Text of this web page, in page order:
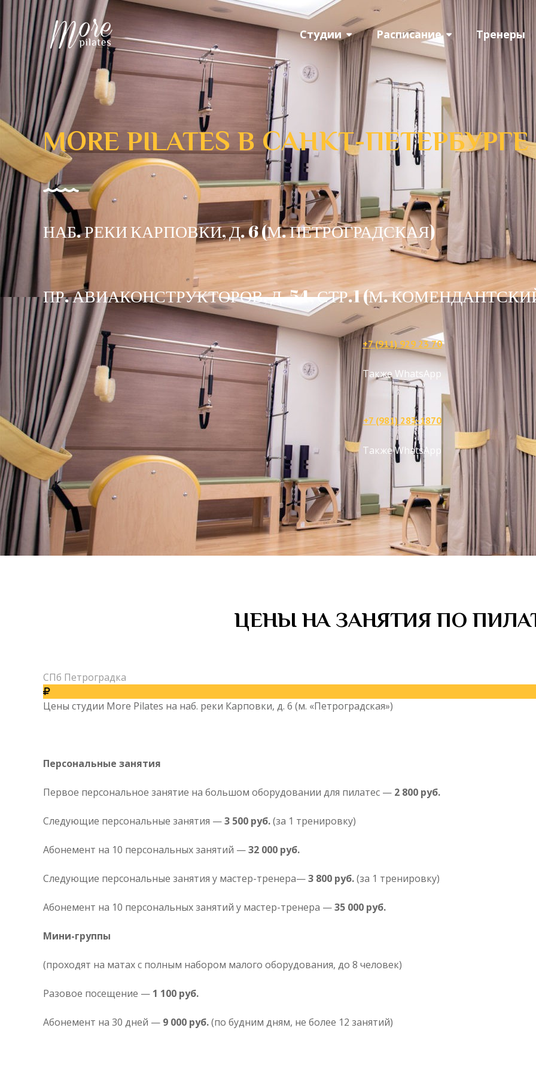
Студии Расписание Тренеры
MORE PILATES В САНКТ-ПЕТЕРБУРГЕ
НАБ. РЕКИ КАРПОВКИ, Д. 6 (М. ПЕТРОГРАДСКАЯ)
ПР. АВИАКОНСТРУКТОРОВ, Д. 54, СТР.1 (М.
+7 (911) 929 23 70
Также WhatsApp
+7 (981) 283-1870
Также WhatsApp
ЦЕНЫ НА ЗАНЯТИЯ ПО
СПб Петроградка
Цены студии More Pilates на наб. реки Карповки, д. 6 (м. «Петроградская»)
Персональные занятия
Первое персональное занятие на большом оборудовании для пилатес — 2 800 руб.
Следующие персональные занятия —3 500 руб.(за 1 тренировку)
Абонемент на 10 персональных занятий —32 000 руб.
Следующие персональные занятия у мастер-тренера—3 800 руб.(за 1 тренировку)
Абонемент на 10 персональных занятий у мастер-тренера —35 000 руб.
Мини-группы
(проходят на матах с полным набором малого оборудования, до 8 человек)
Разовое посещение — 1 100 руб.
Абонемент на 30 дней — 9 000 руб.(по будним дням, не более 12 занятий)